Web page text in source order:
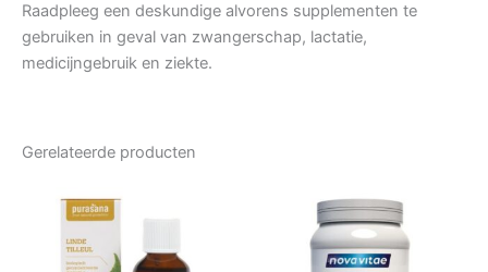
Raadpleeg een deskundige alvorens supplementen te
gebruiken in geval van zwangerschap, lactatie,
medicijngebruik en ziekte.
Gerelateerde producten